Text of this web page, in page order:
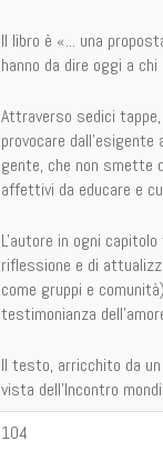
Il libro è «... una
hanno da dire oggi a
Attraverso sedici
provocare dall'esigente
gente, che non smette
affettivi da educare e
L'autore in ogni
riflessione e di
come gruppi e
testimonianza
Il testo, arricchito da
vista dell'Incontro
104